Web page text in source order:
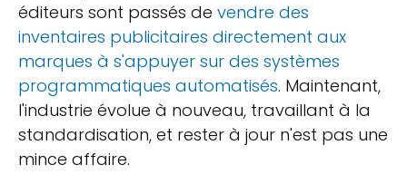
éditeurs sont passés de vendre des
inventaires publicitaires directement aux
marques à s'appuyer sur des systèmes
programmatiques automatisés. Maintenant,
l'industrie évolue à nouveau, travaillant à la
standardisation, et rester à jour n'est pas une
mince affaire.